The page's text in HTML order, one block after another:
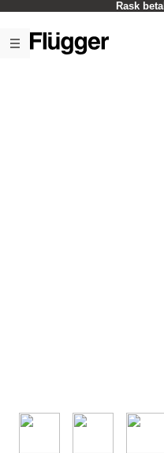
Rask